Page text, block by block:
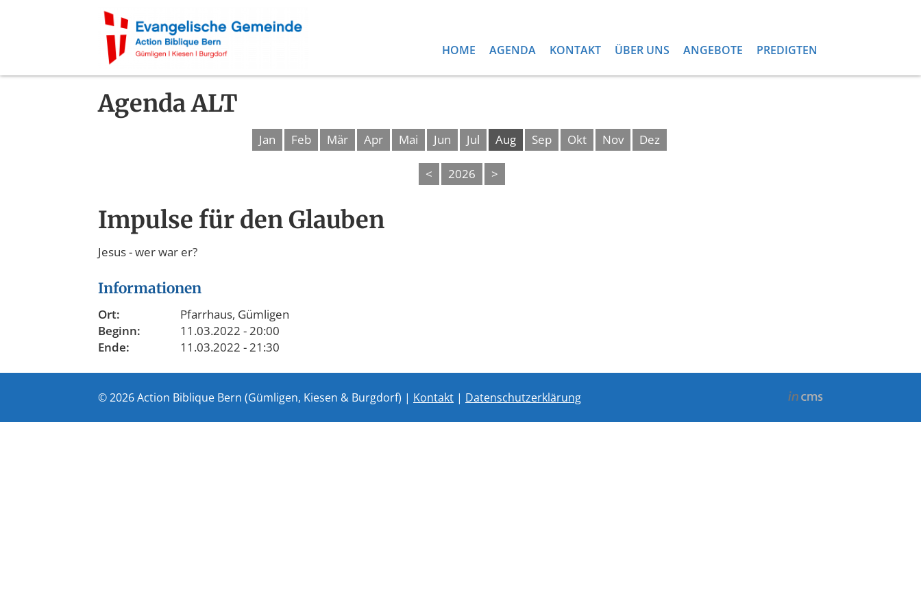
HOME AGENDA KONTAKT ÜBER UNS ANGEBOTE PREDIGTEN
Agenda ALT
Jan Feb Mär Apr Mai Jun Jul Aug Sep Okt Nov Dez
< 2026 >
Impulse für den Glauben
Jesus - wer war er?
Informationen
Ort:
Pfarrhaus, Gümligen
Beginn:
11.03.2022 - 20:00
Ende:
11.03.2022 - 21:30
© 2026 Action Biblique Bern (Gümligen, Kiesen & Burgdorf) | Kontakt | Datenschutzerklärung